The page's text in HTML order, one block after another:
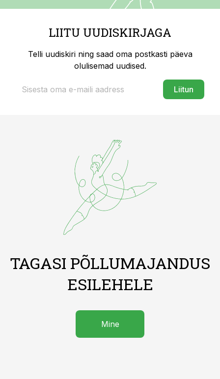
LIITU UUDISKIRJAGA
Telli uudiskiri ning saad oma postkasti päeva
olulisemad uudised.
Liitun
TAGASI PÕLLUMAJANDUS
ESILEHELE
Mine